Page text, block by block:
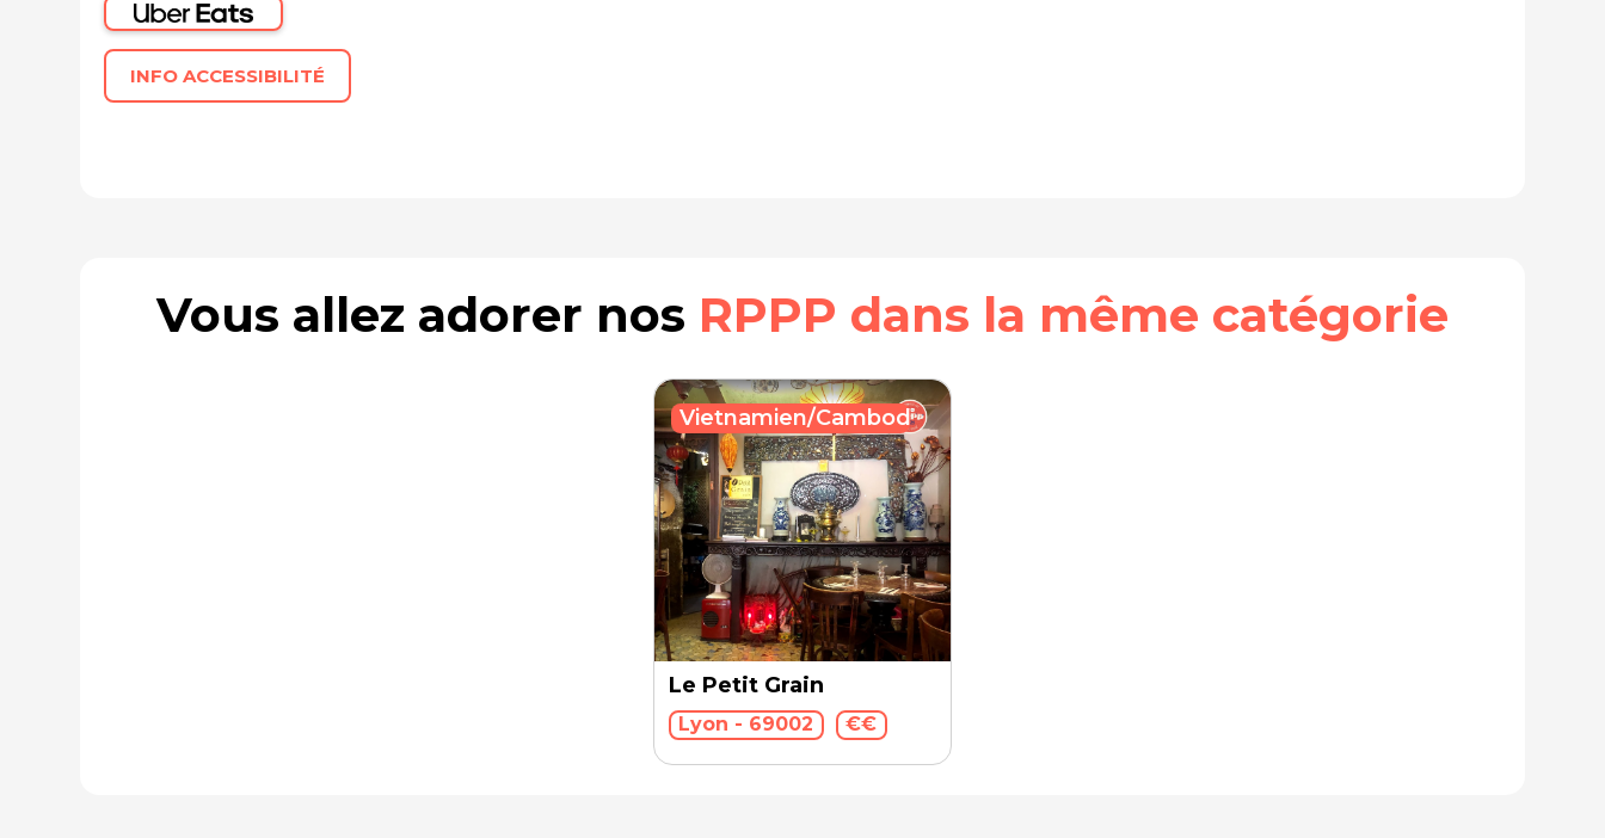
INFO ACCESSIBILITÉ
Vous allez adorer nos RPPP dans la même catégorie
Le Petit Grain
Lyon - 69002 €€
Vietnamien/Cambodgien